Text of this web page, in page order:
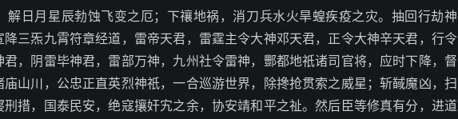
解日月星辰勃蚀飞变之厄；下禳地祸，消刀兵水火旱蝗疾疫之灾。抽回行劫神
三炁九霄符章经道，雷帝天君，雷霆主令大神邓天君，正令大神辛天君，行令
，阴雷毕神君，雷部万神，九州社令雷神，酆都地祇诸司官将，应时下降，督
山川，公忠正直英烈神祇，一合巡游世界，除搀抢贯索之威星；斩馘魔凶，扫
措，国泰民安，绝寇攘奸宄之余，协安靖和平之祉。然后臣等修真有分，进道